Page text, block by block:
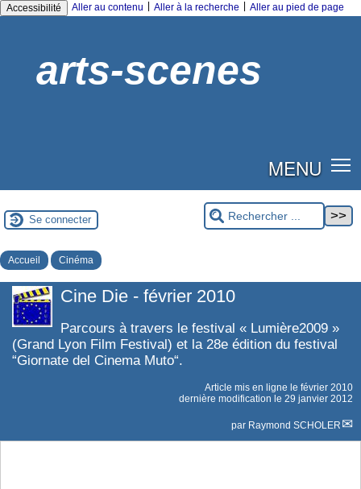
Accessibilité Aller au contenu Aller à la recherche Aller au pied de page
arts-scenes
MENU
Se connecter
Accueil Cinéma
Cine Die - février 2010
Parcours à travers le festival « Lumière2009 »
(Grand Lyon Film Festival) et la 28e édition du festival
“Giornate del Cinema Muto“.
Article mis en ligne le février 2010
dernière modification le 29 janvier 2012
par Raymond SCHOLER